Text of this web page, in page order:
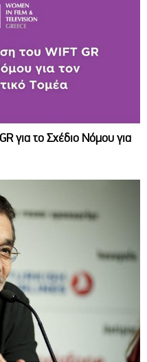
για το Σχέδιο Νόμου για